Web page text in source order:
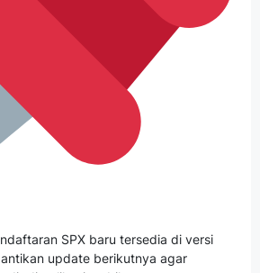
SPX baru tersedia di versi
update berikutnya agar